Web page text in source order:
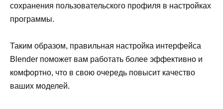
сохранения пользовательского профиля в настройках
программы.
Таким образом, правильная настройка интерфейса
Blender поможет вам работать более эффективно и
комфортно, что в свою очередь повысит качество
ваших моделей.